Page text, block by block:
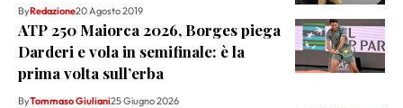
ByRedazione20 Agosto 2019
ATP 250 Maiorca 2026, Borges piega
Darderi e vola in semifinale: è la
prima volta sull’erba
ByTommaso Giuliani25 Giugno 2026